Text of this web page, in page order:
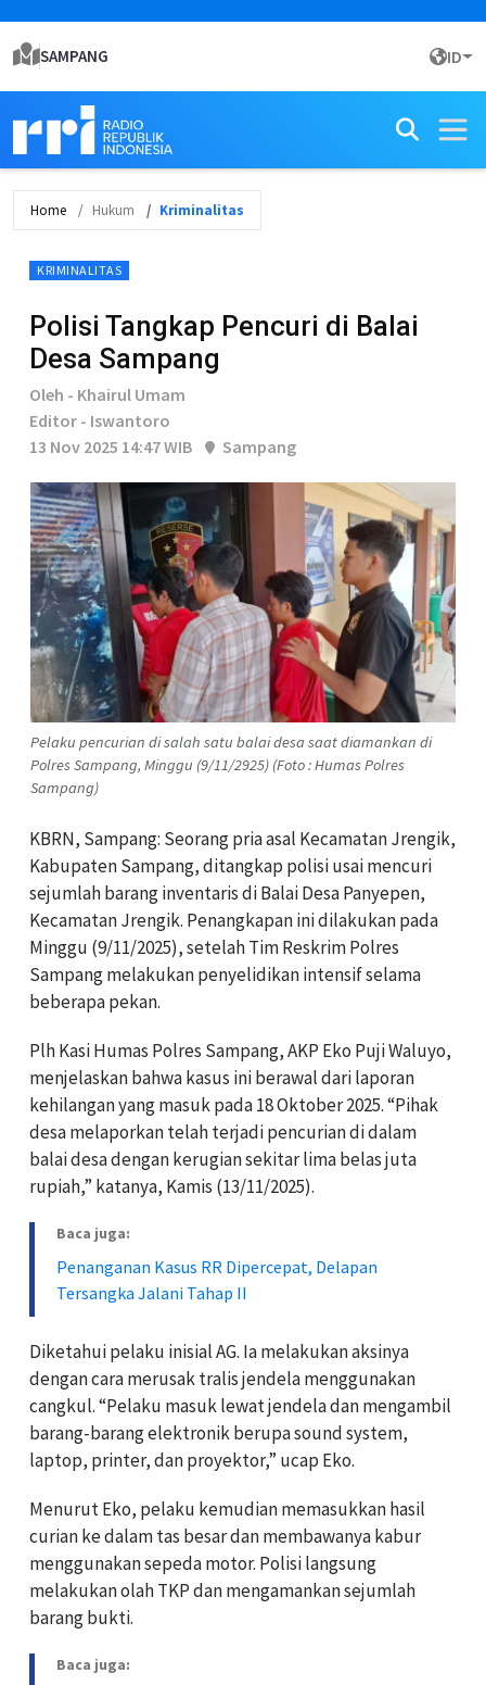
SAMPANG ID
Home Hukum Kriminalitas
KRIMINALITAS
Polisi Tangkap Pencuri di Balai
Desa Sampang
Oleh - Khairul Umam
Editor - Iswantoro
13 Nov 2025 14:47 WIB
Sampang
Pelaku pencurian di salah satu balai desa saat diamankan di
Polres Sampang, Minggu (9/11/2925) (Foto : Humas Polres
Sampang)
KBRN, Sampang: Seorang pria asal Kecamatan Jrengik,
Kabupaten Sampang, ditangkap polisi usai mencuri
sejumlah barang inventaris di Balai Desa Panyepen,
Kecamatan Jrengik. Penangkapan ini dilakukan pada
Minggu (9/11/2025), setelah Tim Reskrim Polres
Sampang melakukan penyelidikan intensif selama
beberapa pekan.
Plh Kasi Humas Polres Sampang, AKP Eko Puji Waluyo,
menjelaskan bahwa kasus ini berawal dari laporan
kehilangan yang masuk pada 18 Oktober 2025. “Pihak
desa melaporkan telah terjadi pencurian di dalam
balai desa dengan kerugian sekitar lima belas juta
rupiah,” katanya, Kamis (13/11/2025).
Baca juga:
Penanganan Kasus RR Dipercepat, Delapan
Tersangka Jalani Tahap II
Diketahui pelaku inisial AG. Ia melakukan aksinya
dengan cara merusak tralis jendela menggunakan
cangkul. “Pelaku masuk lewat jendela dan mengambil
barang-barang elektronik berupa sound system,
laptop, printer, dan proyektor,” ucap Eko.
Menurut Eko, pelaku kemudian memasukkan hasil
curian ke dalam tas besar dan membawanya kabur
menggunakan sepeda motor. Polisi langsung
melakukan olah TKP dan mengamankan sejumlah
barang bukti.
Baca juga: